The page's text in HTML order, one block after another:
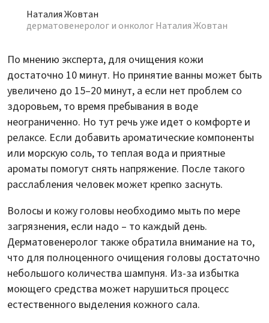
Наталия Жовтан
дерматовенеролог и онколог Наталия Жовтан
По мнению эксперта, для очищения кожи
достаточно 10 минут. Но принятие ванны может быть
увеличено до 15–20 минут, а если нет проблем со
здоровьем, то время пребывания в воде
неограниченно. Но тут речь уже идет о комфорте и
релаксе. Если добавить ароматические компоненты
или морскую соль, то теплая вода и приятные
ароматы помогут снять напряжение. После такого
расслабления человек может крепко заснуть.
Волосы и кожу головы необходимо мыть по мере
загрязнения, если надо – то каждый день.
Дерматовенеролог также обратила внимание на то,
что для полноценного очищения головы достаточно
небольшого количества шампуня. Из-за избытка
моющего средства может нарушиться процесс
естественного выделения кожного сала.